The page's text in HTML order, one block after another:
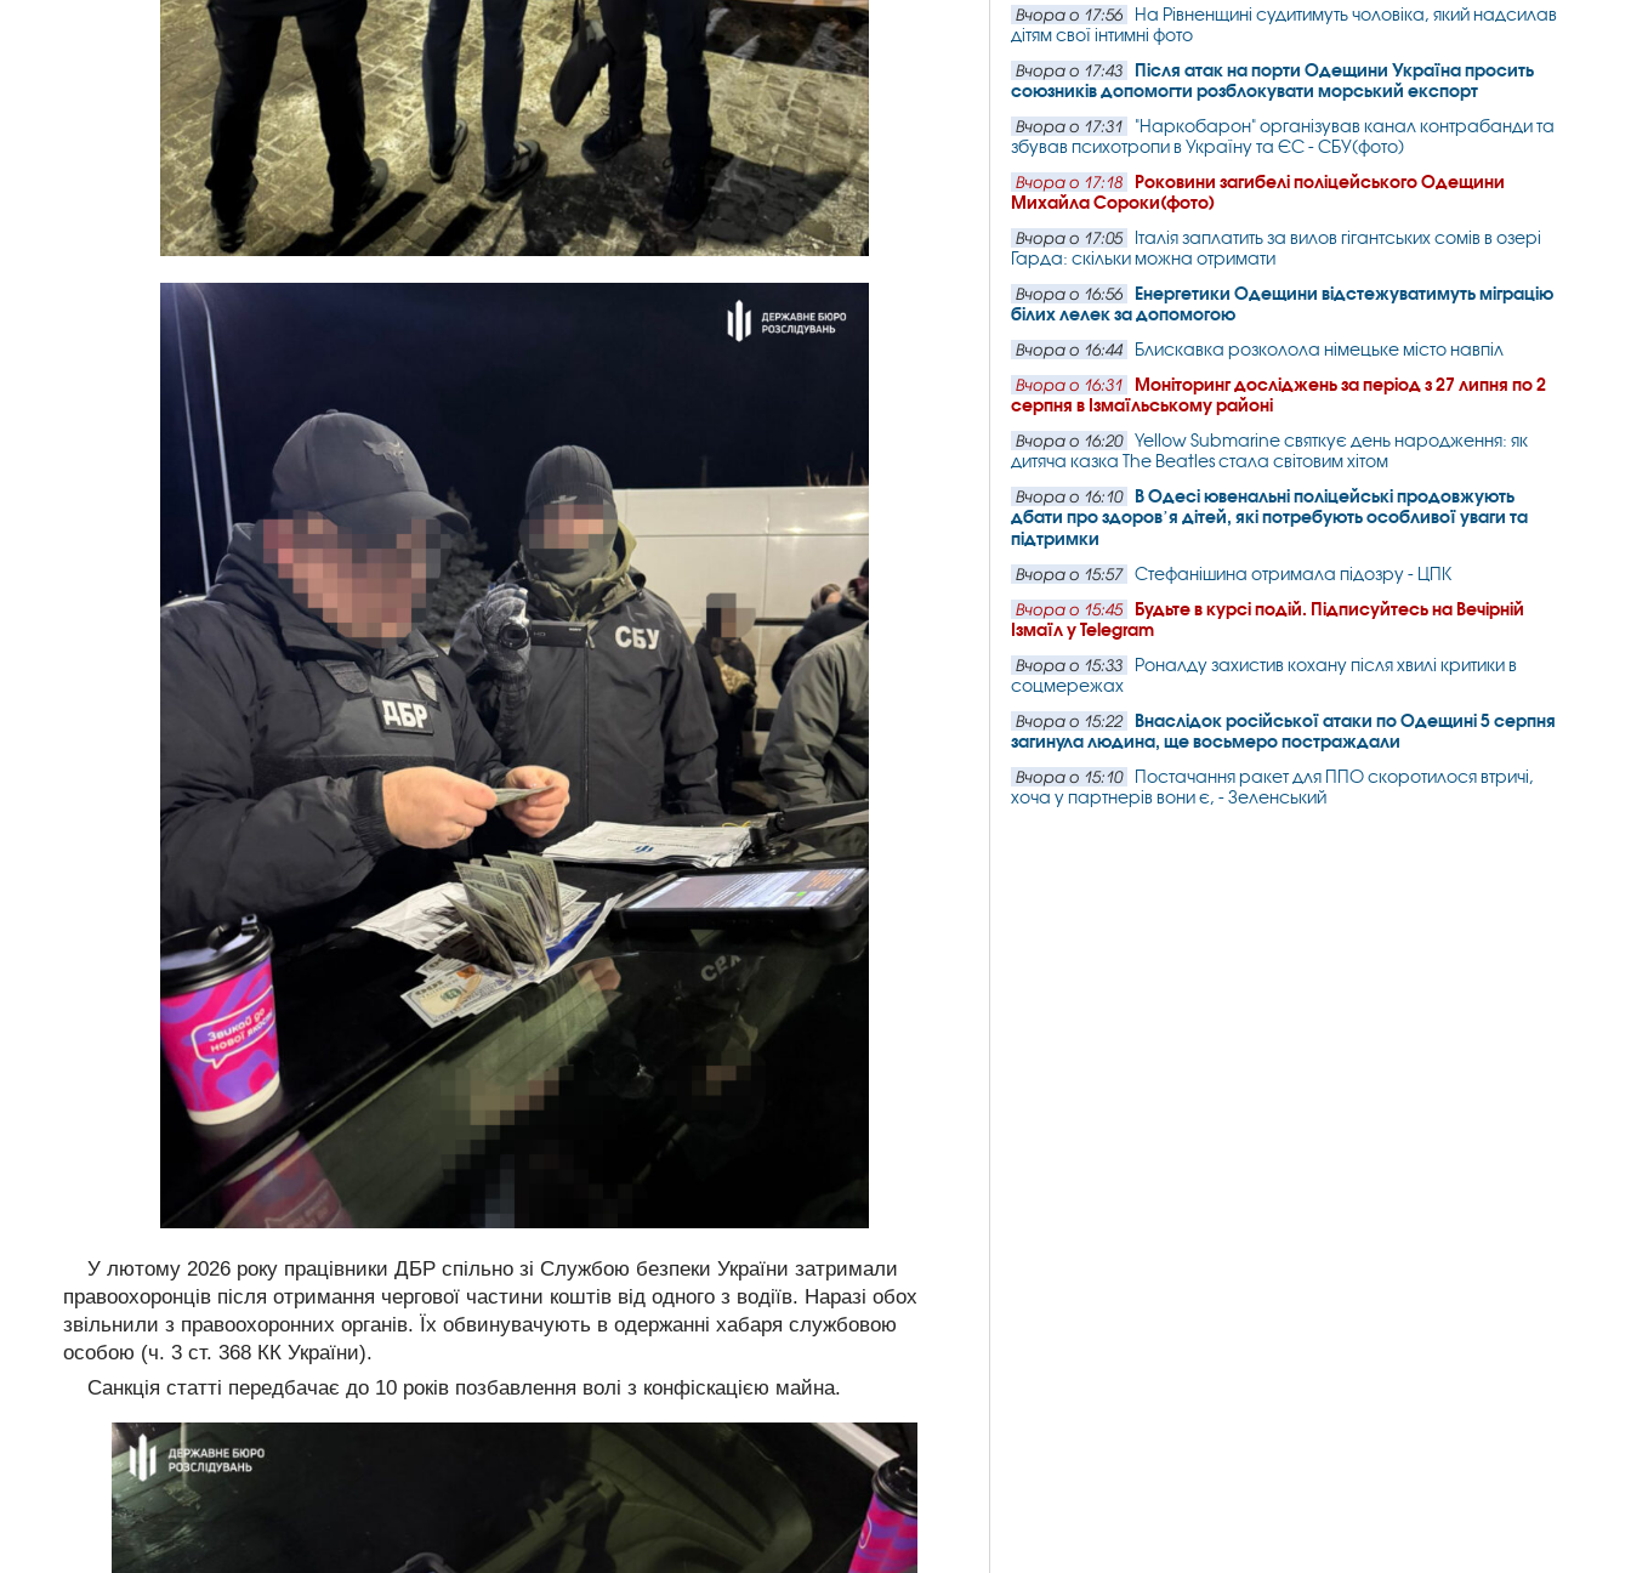
У лютому 2026 року працівники ДБР спільно зі Службою безпеки України затримали
правоохоронців після отримання чергової частини коштів від одного з водіїв. Наразі обох
звільнили з правоохоронних органів. Їх обвинувачують в одержанні хабаря службовою
особою (ч. 3 ст. 368 КК України).
Санкція статті передбачає до 10 років позбавлення волі з конфіскацією майна.
Вчора о 17:56
На Рівненщині судитимуть чоловіка, який надсилав
дітям свої інтимні фото
Вчора о 17:43
Після атак на порти Одещини Україна просить
союзників допомогти розблокувати морський експорт
Вчора о 17:31
"Наркобарон" організував канал контрабанди та
збував психотропи в Україну та ЄС - СБУ(фото)
Вчора о 17:18
Роковини загибелі поліцейського Одещини
Михайла Сороки(фото)
Вчора о 17:05
Італія заплатить за вилов гігантських сомів в озері
Гарда: скільки можна отримати
Вчора о 16:56
Енергетики Одещини відстежуватимуть міграцію
білих лелек за допомогою
Вчора о 16:44 Блискавка розколола німецьке місто навпіл
Вчора о 16:31
Моніторинг досліджень за період з 27 липня по 2
серпня в Ізмаїльському районі
Вчора о 16:20
Yellow Submarine святкує день народження: як
дитяча казка The Beatles стала світовим хітом
Вчора о 16:10
В Одесі ювенальні поліцейські продовжують
дбати про здоровʼя дітей, які потребують особливої уваги та
підтримки
Вчора о 15:57 Стефанішина отримала підозру - ЦПК
Вчора о 15:45
Будьте в курсі подій. Підписуйтесь на Вечірній
Ізмаїл у Telegram
Вчора о 15:33
Роналду захистив кохану після хвилі критики в
соцмережах
Вчора о 15:22
Внаслідок російської атаки по Одещині 5 серпня
загинула людина, ще восьмеро постраждали
Вчора о 15:10
Постачання ракет для ППО скоротилося втричі,
хоча у партнерів вони є, - Зеленський